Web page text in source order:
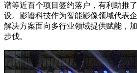
谱等近百个项目签约落户，有利助推
设。影谱科技作为智能影像领域代表
解决方案面向多行业领域提供赋能，
步伐。